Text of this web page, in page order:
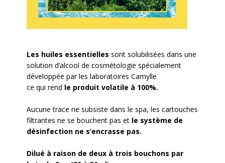
Les huiles essentielles sont solubilisées dans une
solution d’alcool de cosmétologie spécialement
développée par les laboratoires Camylle
ce qui rend le produit volatile à 100%.
Aucune trace ne subsiste dans le spa, les cartouches
filtrantes ne se bouchent pas et le système de
désinfection ne s’encrasse pas.
Dilué à raison de deux à trois bouchons par